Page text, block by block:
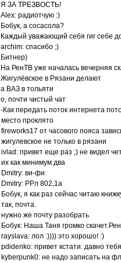
Я ЗА ТРЕЗВОСТЬ!
Alex: радиотчую :)
Бобук, а сосасола?
Каждый уважающий себя гиг себе
archim: спасибо ;)
Битнер)
На РенТВ уже началась вечерняя
Жигулёвское в Рязани делают
а ВАЗ в тольяти
о, почти чистый чат
-Как передать поток интернета
место проклято
fireworks17 от часового пояса
жигулевское не только в рязани
ivlad: привет еще раз ;) не видел
их как минимум два
Dmitry: ви-фи
Dmitry: РРл 802,1а
Бобук, я как раз сейчас читаю
так, почта.
нужно же почту разобрать
Бобук: Наша Таня громко
rayslava: лол :)))) это хорошо! :)
pdidenko: привет кстати. давно
kyberpunk0: не надо записать на